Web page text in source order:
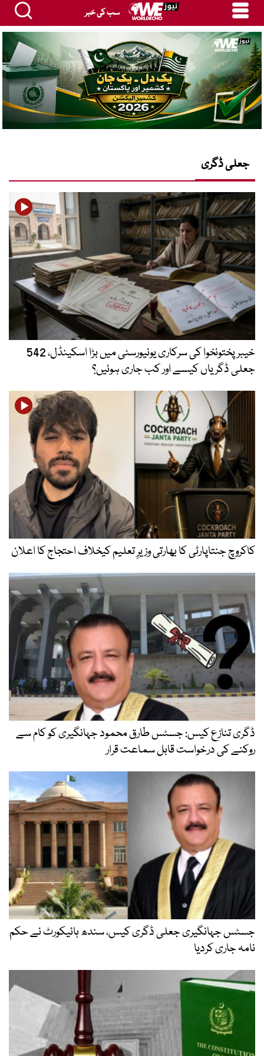
سب کی خبر
جعلی ڈگری
خیبر پختونخوا کی سرکاری یونیورسٹی میں بڑا اسکینڈل، 542
جعلی ڈگریاں کیسے اور کب جاری ہوئیں؟
کاکروچ جنتاپارٹی کا بھارتی وزیرِ تعلیم کیخلاف احتجاج کا اعلان
ڈگری تنازع کیس: جسٹس طارق محمود جہانگیری کو کام سے
روکنے کی درخواست قابل سماعت قرار
جسٹس جہانگیری جعلی ڈگری کیس، سندھ ہائیکورٹ نے حکم
نامہ جاری کردیا